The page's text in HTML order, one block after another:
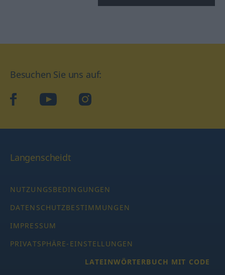
Besuchen Sie uns auf:
facebook YouTube Instagram
Langenscheidt
NUTZUNGSBEDINGUNGEN
DATENSCHUTZBESTIMMUNGEN
IMPRESSUM
PRIVATSPHÄRE-EINSTELLUNGEN
LATEINWÖRTERBUCH MIT CODE